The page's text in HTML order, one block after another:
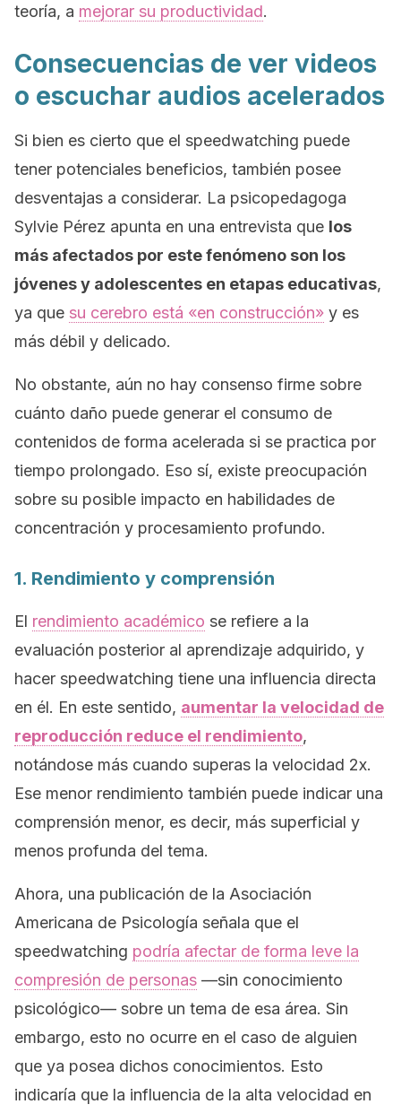
teoría, a mejorar su productividad.
Consecuencias de ver videos
o escuchar audios acelerados
Si bien es cierto que el speedwatching puede
tener potenciales beneficios, también posee
desventajas a considerar. La psicopedagoga
Sylvie Pérez apunta en una entrevista que los
más afectados por este fenómeno son los
jóvenes y adolescentes en etapas educativas,
ya que su cerebro está «en construcción» y es
más débil y delicado.
No obstante, aún no hay consenso firme sobre
cuánto daño puede generar el consumo de
contenidos de forma acelerada si se practica por
tiempo prolongado. Eso sí, existe preocupación
sobre su posible impacto en habilidades de
concentración y procesamiento profundo.
1. Rendimiento y comprensión
El rendimiento académico se refiere a la
evaluación posterior al aprendizaje adquirido, y
hacer speedwatching tiene una influencia directa
en él. En este sentido, aumentar la velocidad de
reproducción reduce el rendimiento,
notándose más cuando superas la velocidad 2x.
Ese menor rendimiento también puede indicar una
comprensión menor, es decir, más superficial y
menos profunda del tema.
Ahora, una publicación de la Asociación
Americana de Psicología señala que el
speedwatching podría afectar de forma leve la
compresión de personas —sin conocimiento
psicológico— sobre un tema de esa área. Sin
embargo, esto no ocurre en el caso de alguien
que ya posea dichos conocimientos. Esto
indicaría que la influencia de la alta velocidad en